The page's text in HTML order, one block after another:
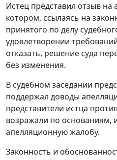
Истец представил отзыв
котором, ссылаясь на
принятого по делу
удовлетворении
отказать, решение суда
без изменения.
В судебном заседании
поддержал доводы
представители истца
возражали по основаниям,
апелляционную жалобу.
Законность и